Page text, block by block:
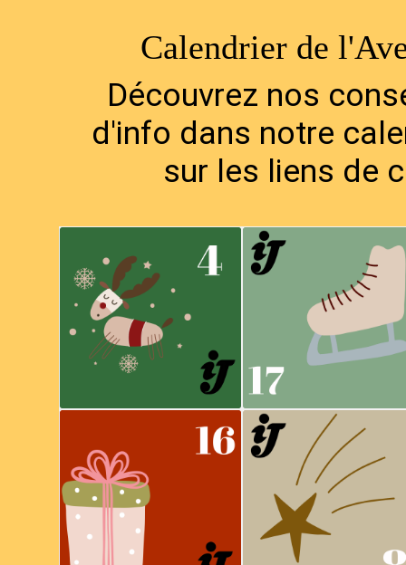
Calendrier de
Découvrez nos
d'info dans notre
sur les liens de
Happy Christmas (War
is Over)
#Orientation 1
Des outils pour
Joyeux Noël à tous les
'Zat You, Santa
Claus?